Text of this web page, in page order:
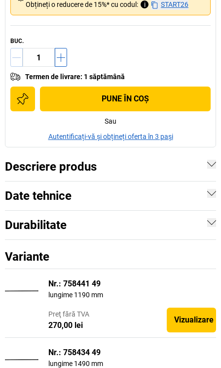
Obțineți o reducere de 15%* cu codul:
i START26
BUC.
Termen de livrare: 1 săptămână
PUNE ÎN COŞ
Sau
Autentificați-vă și obțineți oferta în 3 pași
Descriere produs
Date tehnice
Durabilitate
Variante
Nr.: 758441 49
lungime 1190 mm
Preţ fără TVA
270,00 lei
Vizualizare
Nr.: 758434 49
lungime 1490 mm